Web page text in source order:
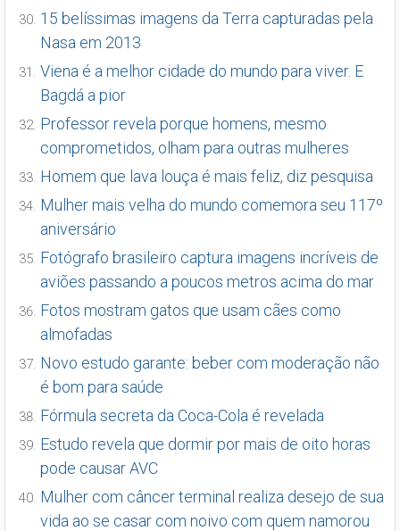
15 belíssimas imagens da Terra capturadas pela
Nasa em 2013
Viena é a melhor cidade do mundo para viver. E
Bagdá a pior
Professor revela porque homens, mesmo
comprometidos, olham para outras mulheres
Homem que lava louça é mais feliz, diz pesquisa
Mulher mais velha do mundo comemora seu 117º
aniversário
Fotógrafo brasileiro captura imagens incríveis de
aviões passando a poucos metros acima do mar
Fotos mostram gatos que usam cães como
almofadas
Novo estudo garante: beber com moderação não
é bom para saúde
Fórmula secreta da Coca-Cola é revelada
Estudo revela que dormir por mais de oito horas
pode causar AVC
Mulher com câncer terminal realiza desejo de sua
vida ao se casar com noivo com quem namorou